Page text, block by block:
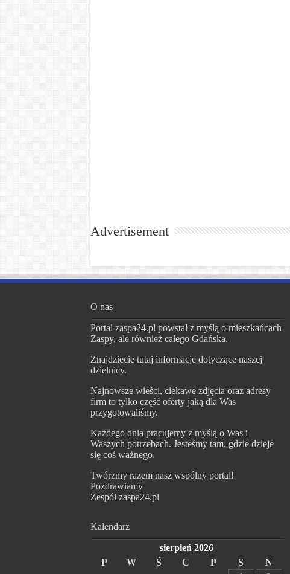
Advertisement
O nas
Portal zaspa24.pl powstał z myślą o mieszkańcach
Zaspy, ale również całego Gdańska.
Znajdziecie tutaj informacje dotyczące naszej
dzielnicy.
Najnowsze wieści, ciekawe zdjęcia oraz adresy
firm to tylko część oferty jaką dla Was
przygotowaliśmy.
Każdego dnia pracujemy z myślą o Was i
Waszych potrzebach. Jesteśmy tam, gdzie dzieje
się coś ważnego.
Twórzmy razem nasz wspólny portal!
Pozdrawiamy
Zespół zaspa24.pl
Kalendarz
sierpień 2026
P
W Ś C P S
N